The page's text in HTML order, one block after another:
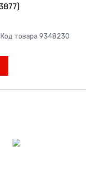
Код товара 9348230